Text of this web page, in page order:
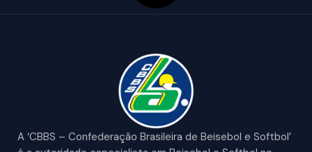
A ‘CBBS – Confederação Brasileira de Beisebol e Softbol’